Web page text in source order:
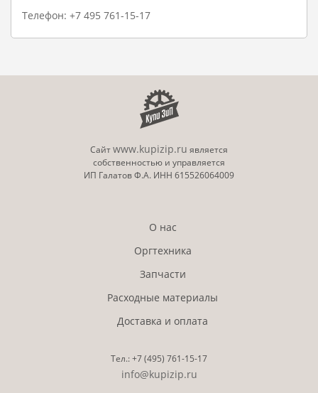
Телефон: +7 495 761-15-17
Сайтwww.kupizip.ru является
собственностью и управляется
ИП Галатов Ф.А. ИНН 615526064009
О нас
Оргтехника
Запчасти
Расходные материалы
Доставка и оплата
Тел.:+7 (495) 761-15-17
info@kupizip.ru